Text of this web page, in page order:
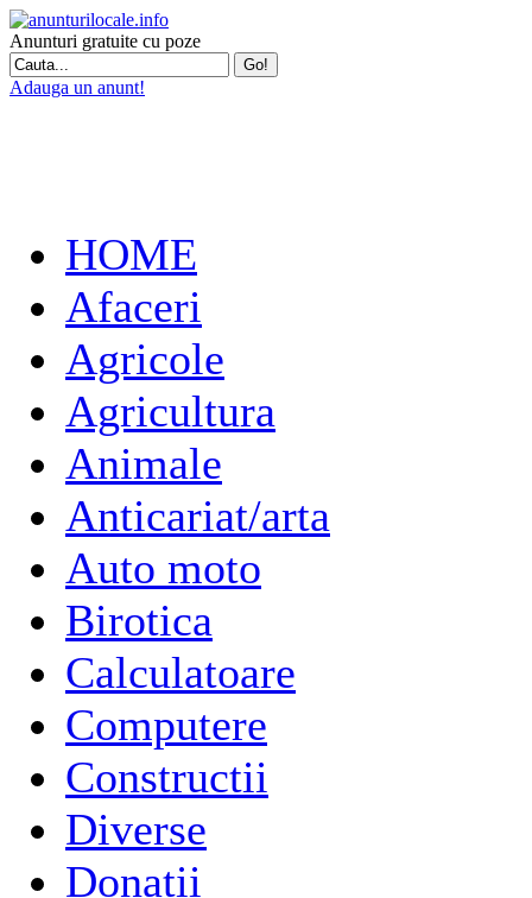
Anunturi gratuite cu poze
Adauga un anunt!
HOME
Afaceri
Agricole
Agricultura
Animale
Anticariat/arta
Auto moto
Birotica
Calculatoare
Computere
Constructii
Diverse
Donatii